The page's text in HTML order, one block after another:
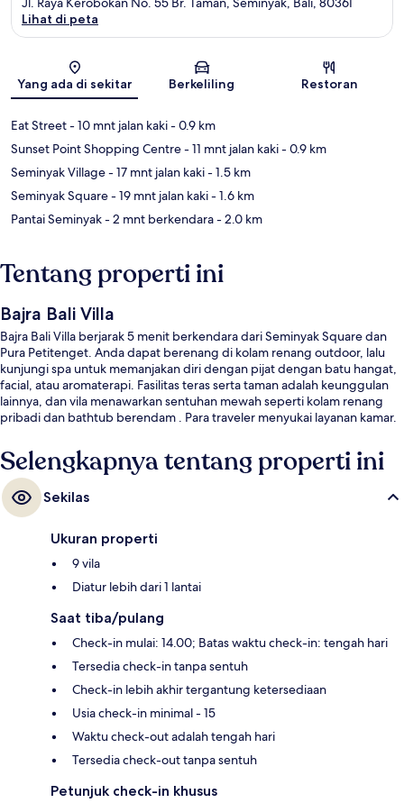
Peta
Lihat di peta
Yang ada di sekitar Berkeliling Restoran
Eat Street- 10 mnt jalan kaki- 0.9 km
Sunset Point Shopping Centre- 11 mnt jalan kaki- 0.9 km
Seminyak Village- 17 mnt jalan kaki- 1.5 km
Seminyak Square- 19 mnt jalan kaki- 1.6 km
Pantai Seminyak- 2 mnt berkendara- 2.0 km
Tentang properti ini
Bajra Bali Villa
Bajra Bali Villa berjarak 5 menit berkendara dari Seminyak Square dan
Pura Petitenget. Anda dapat berenang di kolam renang outdoor, lalu
kunjungi spa untuk memanjakan diri dengan pijat dengan batu hangat,
facial, atau aromaterapi. Fasilitas teras serta taman adalah keunggulan
lainnya, dan vila menawarkan sentuhan mewah seperti kolam renang
pribadi dan bathtub berendam . Para traveler menyukai layanan kamar.
Selengkapnya tentang properti ini
Sekilas
Ukuran properti
9 vila
Diatur lebih dari 1 lantai
Saat tiba/pulang
Check-in mulai: 14.00; Batas waktu check-in: tengah hari
Tersedia check-in tanpa sentuh
Check-in lebih akhir tergantung ketersediaan
Usia check-in minimal - 15
Waktu check-out adalah tengah hari
Tersedia check-out tanpa sentuh
Petunjuk check-in khusus